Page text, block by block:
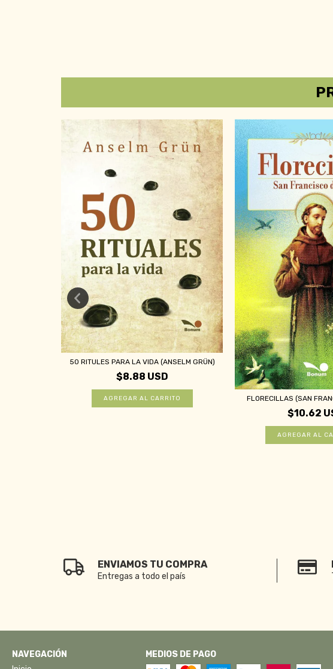
50 RITULES PARA LA VIDA (ANSELM GRÜN)
$8.88 USD
FLORECILLAS (SAN
$10.62
ENVIAMOS TU COMPRA
Entregas a todo el país
NAVEGACIÓN
MEDIOS DE PAGO